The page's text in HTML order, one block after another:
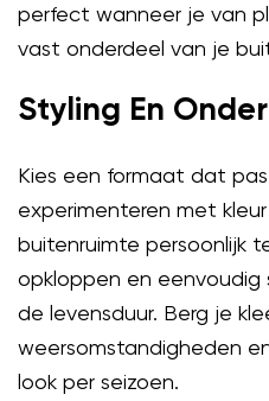
perfect wanneer je van
vast onderdeel van je
Styling En
Kies een formaat dat
experimenteren met
buitenruimte persoonlijk
opkloppen en eenvoudig
de levensduur. Berg je
weersomstandigheden
look per seizoen.